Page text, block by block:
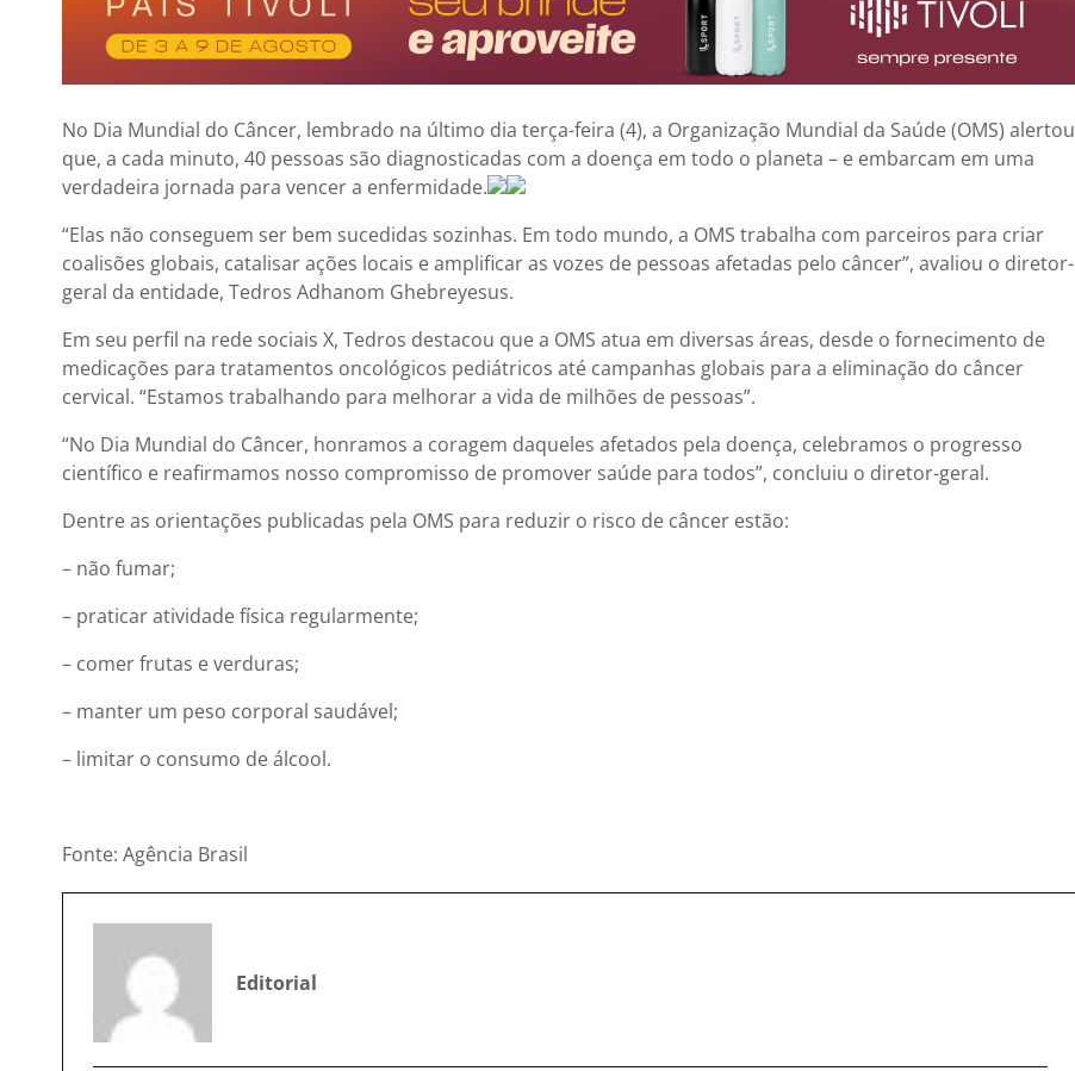
No Dia Mundial do Câncer, lembrado na último dia terça-feira (4), a Organização Mundial da Saúde (OMS) alertou
que, a cada minuto, 40 pessoas são diagnosticadas com a doença em todo o planeta – e embarcam em uma
verdadeira jornada para vencer a enfermidade.
“Elas não conseguem ser bem sucedidas sozinhas. Em todo mundo, a OMS trabalha com parceiros para criar
coalisões globais, catalisar ações locais e amplificar as vozes de pessoas afetadas pelo câncer”, avaliou o diretor-
geral da entidade, Tedros Adhanom Ghebreyesus.
Em seu perfil na rede sociais X, Tedros destacou que a OMS atua em diversas áreas, desde o fornecimento de
medicações para tratamentos oncológicos pediátricos até campanhas globais para a eliminação do câncer
cervical. “Estamos trabalhando para melhorar a vida de milhões de pessoas”.
“No Dia Mundial do Câncer, honramos a coragem daqueles afetados pela doença, celebramos o progresso
científico e reafirmamos nosso compromisso de promover saúde para todos”, concluiu o diretor-geral.
Dentre as orientações publicadas pela OMS para reduzir o risco de câncer estão:
– não fumar;
– praticar atividade física regularmente;
– comer frutas e verduras;
– manter um peso corporal saudável;
– limitar o consumo de álcool.
Fonte: Agência Brasil
Editorial